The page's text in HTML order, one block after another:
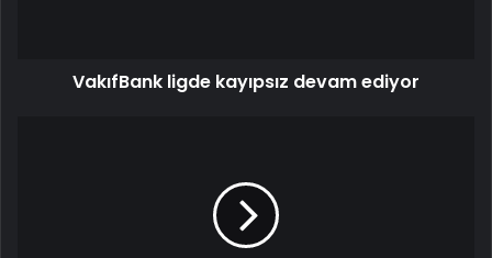
VakıfBank ligde kayıpsız devam ediyor